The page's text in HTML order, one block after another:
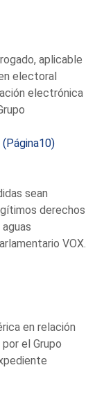
aplicable
electoral
electrónica
(Página10)
sean
derechos
VOX.
en relación
el Grupo